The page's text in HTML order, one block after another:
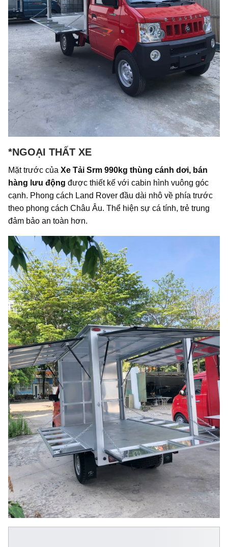
*NGOẠI THẤT XE
Mặt trước của Xe Tải Srm 990kg thùng cánh dơi, bán
hàng lưu động được thiết kế với cabin hình vuông góc
cạnh. Phong cách Land Rover đầu dài nhô về phía trước
theo phong cách Châu Âu. Thể hiện sự cá tính, trẻ trung
đảm bảo an toàn hơn.